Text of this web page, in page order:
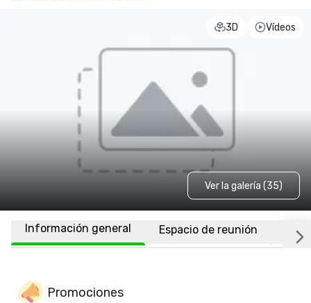
3D Vídeos
Ver la galería (35)
Información general Espacio de reunión
Promociones